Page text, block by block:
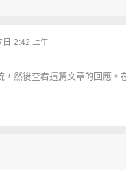
2:42 上午
，然後查看這篇文章的回應。